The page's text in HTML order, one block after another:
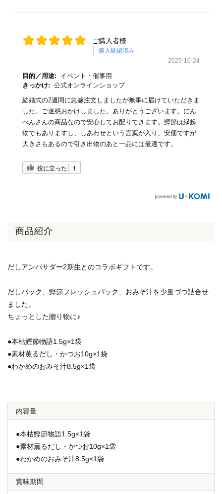
ご購入者様
購入確認済み
2025-10-24
目的／用途:
イベント・催事用
きっかけ: 公式オンラインショップ
結婚式の2週間に急遽注文しましたが無事に届けていただきま
した。ご迷惑おかけしました。ありがとうございます。にん
べんさんの商品なので安心してお配りできます。鰹節は縁起
物でもありますし、しあわせという言葉が入り、安価ですが
大きさもあるので引き出物のあと一品には最適です。
役に立った 1
商品紹介
だしアンバサダー2期生とのコラボギフトです。
だしパック、鰹節フレッシュパック、おみそ汁を少量づつ詰合せ
ました。
ちょっとした贈り物に♪
●本枯鰹節物語1.5g×1袋
●素材薫るだし・かつお10g×1袋
●わかめのおみそ汁8.5g×1袋
内容量
●本枯鰹節物語1.5g×1袋
●素材薫るだし・かつお10g×1袋
●わかめのおみそ汁8.5g×1袋
賞味期間